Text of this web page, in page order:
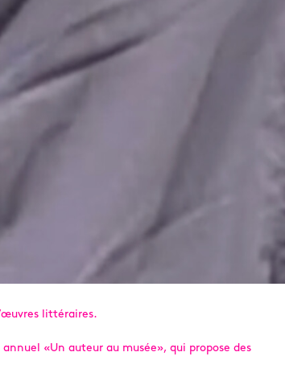
littéraires.
«Un auteur au musée», qui propose des